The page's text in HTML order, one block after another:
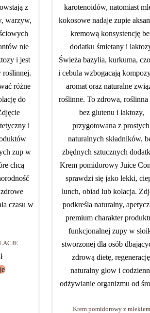
Krem pomidorowy z